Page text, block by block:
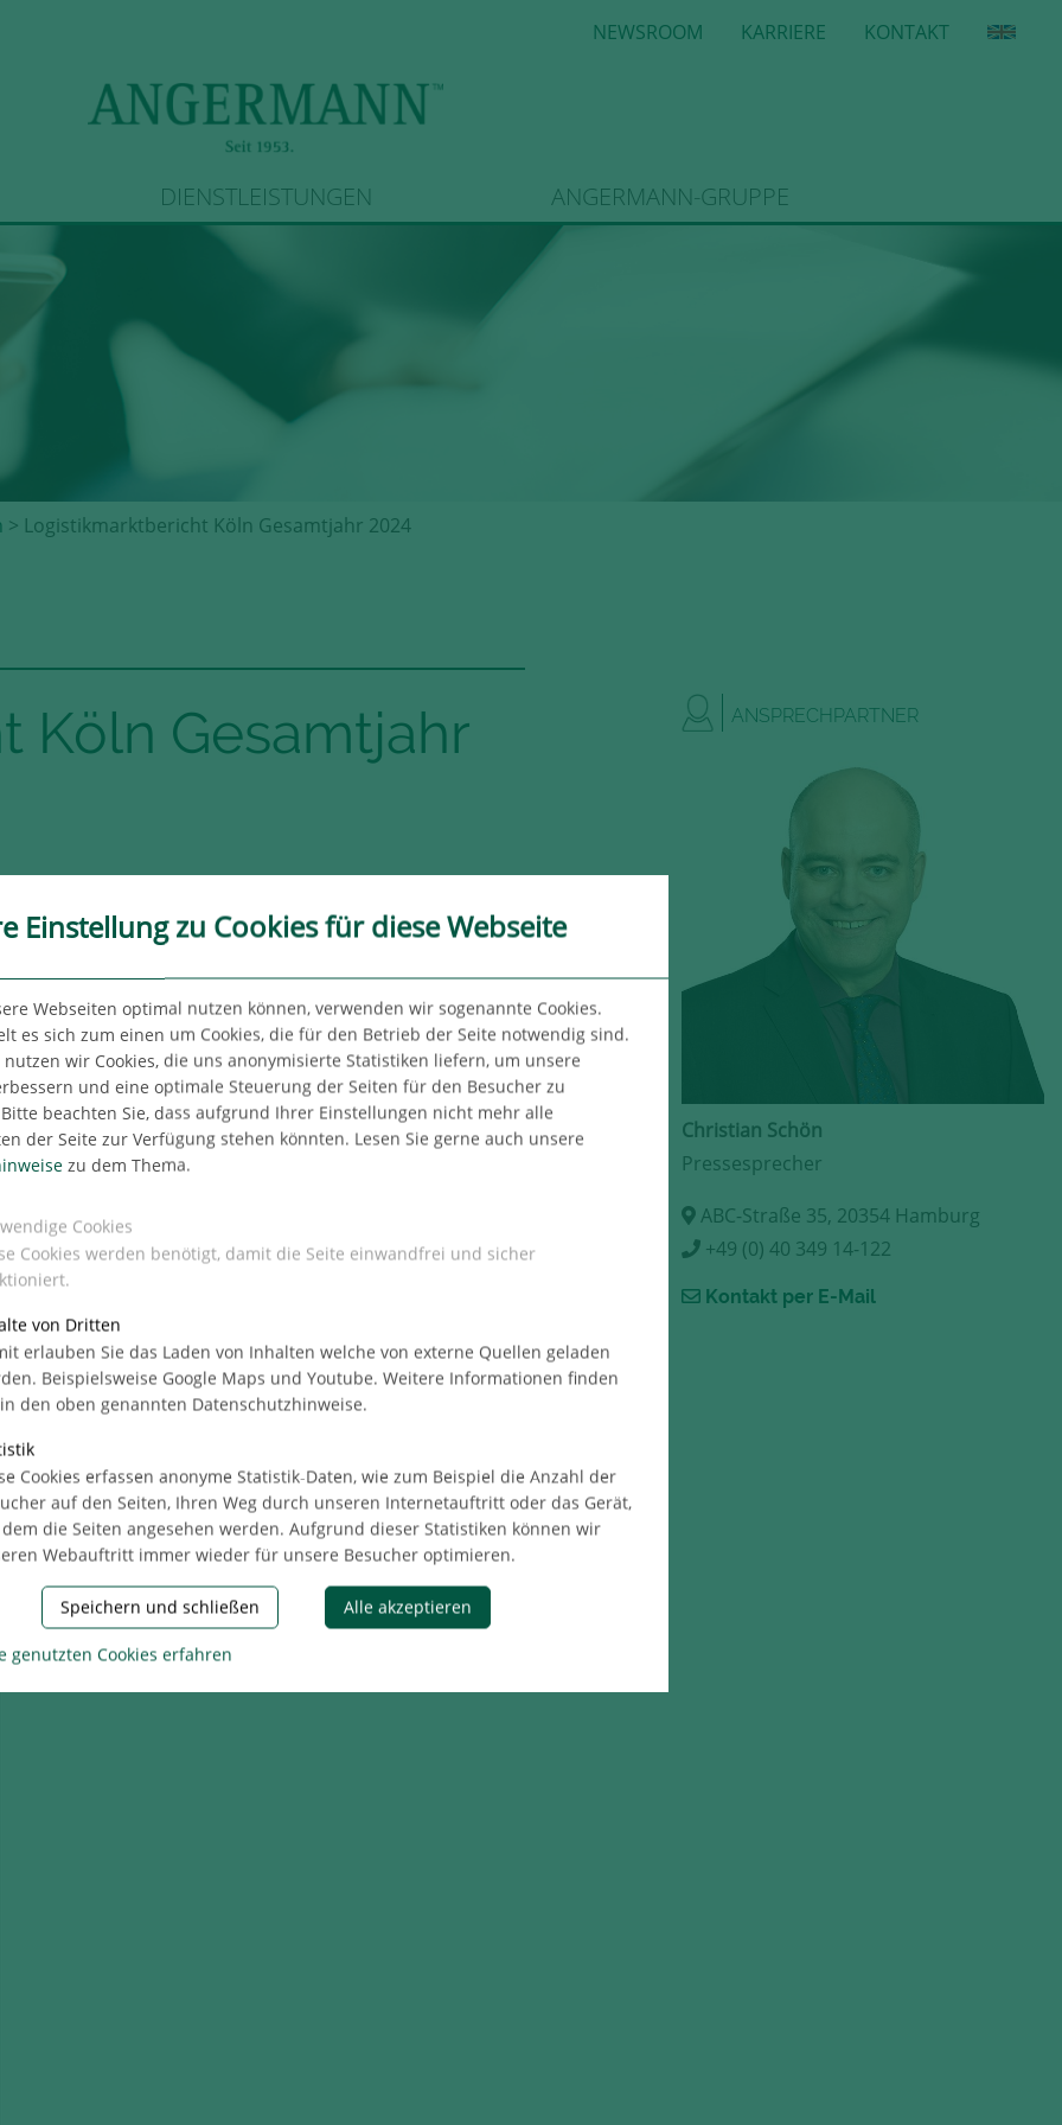
NEWSROOM KARRIERE KONTAKT
DIENSTLEISTUNGEN ANGERMANN-GRUPPE
> Logistikmarktbericht Köln Gesamtjahr 2024
Köln Gesamtjahr
ANSPRECHPARTNER
Christian Schön
Pressesprecher
ABC-Straße 35, 20354 Hamburg
+49 (0) 40 349 14-122
Kontakt per E-Mail
Einstellung zu Cookies für diese Webseite
Webseiten optimal nutzen können, verwenden wir sogenannte Cookies.
es sich zum einen um Cookies, die für den Betrieb der Seite notwendig sind.
wir Cookies, die uns anonymisierte Statistiken liefern, um unsere
und eine optimale Steuerung der Seiten für den Besucher zu
beachten Sie, dass aufgrund Ihrer Einstellungen nicht mehr alle
der Seite zur Verfügung stehen könnten. Lesen Sie gerne auch unsere
zu dem Thema.
Cookies
Cookies werden benötigt, damit die Seite einwandfrei und sicher
von Dritten
erlauben Sie das Laden von Inhalten welche von externe Quellen geladen
Beispielsweise Google Maps und Youtube. Weitere Informationen finden
den oben genannten Datenschutzhinweise.
Cookies erfassen anonyme Statistik-Daten, wie zum Beispiel die Anzahl der
auf den Seiten, Ihren Weg durch unseren Internetauftritt oder das Gerät,
die Seiten angesehen werden. Aufgrund dieser Statistiken können wir
Webauftritt immer wieder für unsere Besucher optimieren.
Speichern und schließen Alle akzeptieren
genutzten Cookies erfahren